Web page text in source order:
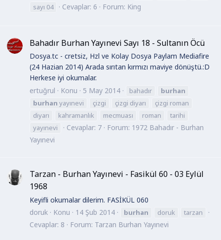
sayı 04
Cevaplar: 6 Forum: King
Bahadır Burhan Yayınevi Sayı 18 - Sultanın Öcü
Dosya.tc - cretsiz, Hzl ve Kolay Dosya Paylam Mediafire
(24 Hazian 2014) Arada sırıtan kırmızı maviye dönüştü.:D
Herkese iyi okumalar.
ertuğrul
Konu 5 May 2014 bahadır
burhan
burhan yayınevi çizgi çizgi diyarı
çizgi roman
diyarı
kahramanlık mecmuası roman
tarihi
yayınevi
Cevaplar: 7 Forum: 1972 Bahadır - Burhan
Yayınevi
Tarzan - Burhan Yayınevi - Fasikül 60 - 03 Eylül
1968
Keyifli okumalar dilerim. FASİKÜL 060
doruk
Konu 14 Şub 2014 burhan doruk tarzan
Cevaplar: 8 Forum: Tarzan Burhan Yayınevi